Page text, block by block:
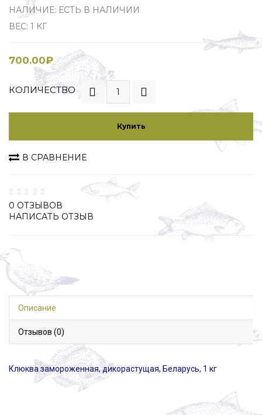
НАЛИЧИЕ: ЕСТЬ В НАЛИЧИИ
ВЕС: 1 КГ
700.00₽
КОЛИЧЕСТВО
Купить
В СРАВНЕНИЕ
0 ОТЗЫВОВ
НАПИСАТЬ ОТЗЫВ
Описание
Отзывов (0)
Клюква замороженная, дикорастущая, Беларусь, 1 кг